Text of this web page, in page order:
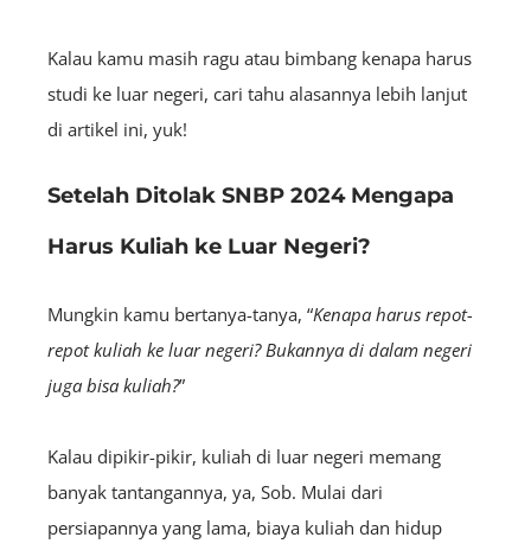
Kalau kamu masih ragu atau bimbang kenapa harus
studi ke luar negeri, cari tahu alasannya lebih lanjut
di artikel ini, yuk!
Setelah Ditolak SNBP 2024 Mengapa
Harus Kuliah ke Luar Negeri?
Mungkin kamu bertanya-tanya, “Kenapa harus repot-
repot kuliah ke luar negeri? Bukannya di dalam negeri
juga bisa kuliah?”
Kalau dipikir-pikir, kuliah di luar negeri memang
banyak tantangannya, ya, Sob. Mulai dari
persiapannya yang lama, biaya kuliah dan hidup